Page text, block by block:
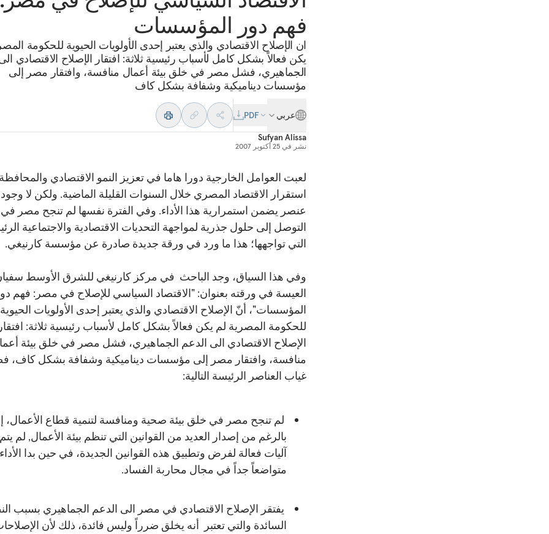
فهم دور المؤسسات
ان الإصلاح الاقتصادي والذي يعتبر إحدى الأولويات الحيوية للحكومة
يكن فعالاً بشكل كامل لأسباب رئيسية ثلاثة: افتقار الإصلاح الاقتصادي
الجماهيري، فشل مصر في خلق بيئة أعمال منافسة، وافتقار مصر إلى
مؤسسات ديناميكية وشفافة بشكل كاف
عربي
PDF
Sufyan Alissa
نشر في 25 أكتوبر 2007
لعبت العوامل الخارجية دورا هاما في تعزيز النمو الاقتصادي
استقرار الاقتصاد المصري خلال السنوات القليلة الماضية. ولكن لا
عنصر يضمن استمرارية هذا الأداء. وفي الفترة نفسها لم تنجح مصر في
التوصل إلى حلول جذرية لمواجهة التحديات الاقتصادية والاجتماعية
التي تواجهها؛ هذا ما ورد في ورقة جديدة صادرة عن مؤسسة كارنيغي.
وفي هذا السياق، وجد الباحث في مركز كارنيغي للشرق الأوسط
العيسة في ورقته بعنوان: "الاقتصاد السياسي للإصلاح في مصر: فهم
المؤسسات"، أنّ الإصلاح الاقتصادي والذي يعتبر إحدى الأولويات الحيوية
للحكومة المصرية لم يكن فعالاً بشكل كامل لأسباب رئيسية ثلاثة: افتقار
الإصلاح الاقتصادي الى الدعم الجماهيري، فشل مصر في خلق بيئة
منافسة، وافتقار مصر إلى مؤسسات ديناميكية وشفافة بشكل كاف،
غياب العناصر الرئيسة التالية:
لم تنجح مصر في خلق بيئة صحية ومنافسة لتنمية قطاع الأعمال،
بالرغم من إصدار العديد من القوانين التي تنظم بيئة الأعمال, لم
آليات فعالة لفرض وتطبيق هذه القوانين الجديدة، في حين بدا الأداء
متواضعاً جداً في مجال محاربة الفساد.
يفتقر الإصلاح الاقتصادي في مصر الى الدعم الجماهيري بسبب
السائدة والتي تعتبر أنه يخلق ضرراً وليس فائدة، ذلك لأن